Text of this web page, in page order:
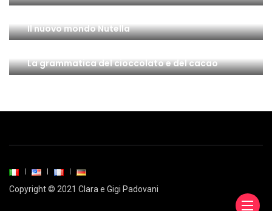
Il nuovo mondo Nutella
La grammatica del cioccolato e del cacao
Copyright © 2021 Clara e Gigi Padovani